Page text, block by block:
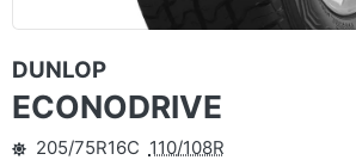
DUNLOP
ECONODRIVE
205/75R16C 110/108R